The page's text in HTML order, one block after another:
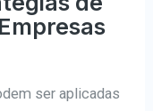
ser aplicadas